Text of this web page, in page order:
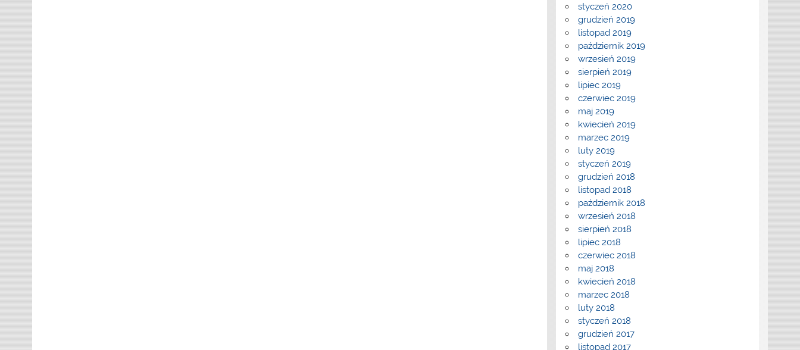
styczeń 2020
grudzień 2019
listopad 2019
październik 2019
wrzesień 2019
sierpień 2019
lipiec 2019
czerwiec 2019
maj 2019
kwiecień 2019
marzec 2019
luty 2019
styczeń 2019
grudzień 2018
listopad 2018
październik 2018
wrzesień 2018
sierpień 2018
lipiec 2018
czerwiec 2018
maj 2018
kwiecień 2018
marzec 2018
luty 2018
styczeń 2018
grudzień 2017
listopad 2017